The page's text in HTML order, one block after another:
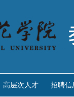
高层次人才 招聘信